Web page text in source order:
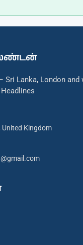
Sri Lanka, London
United Kingdom